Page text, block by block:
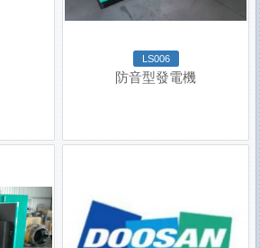
LS006
防音型發電機